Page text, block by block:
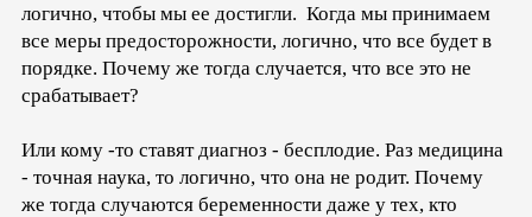
логично, чтобы мы ее достигли. Когда мы принимаем
все меры предосторожности, логично, что все будет в
порядке. Почему же тогда случается, что все это не
срабатывает?
Или кому -то ставят диагноз - бесплодие. Раз медицина
- точная наука, то логично, что она не родит. Почему
же тогда случаются беременности даже у тех, кто